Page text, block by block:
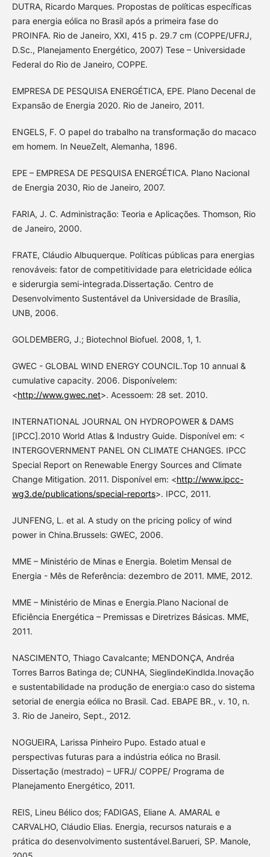
DUTRA, Ricardo Marques. Propostas de políticas específicas
para energia eólica no Brasil após a primeira fase do
PROINFA. Rio de Janeiro, XXI, 415 p. 29.7 cm (COPPE/UFRJ,
D.Sc., Planejamento Energético, 2007) Tese – Universidade
Federal do Rio de Janeiro, COPPE.
EMPRESA DE PESQUISA ENERGÉTICA, EPE. Plano Decenal de
Expansão de Energia 2020. Rio de Janeiro, 2011.
ENGELS, F. O papel do trabalho na transformação do macaco
em homem. In NeueZelt, Alemanha, 1896.
EPE – EMPRESA DE PESQUISA ENERGÉTICA. Plano Nacional
de Energia 2030, Rio de Janeiro, 2007.
FARIA, J. C. Administração: Teoria e Aplicações. Thomson, Rio
de Janeiro, 2000.
FRATE, Cláudio Albuquerque. Políticas públicas para energias
renováveis: fator de competitividade para eletricidade eólica
e siderurgia semi-integrada.Dissertação. Centro de
Desenvolvimento Sustentável da Universidade de Brasília,
UNB, 2006.
GOLDEMBERG, J.; Biotechnol Biofuel. 2008, 1, 1.
GWEC - GLOBAL WIND ENERGY COUNCIL.Top 10 annual &
cumulative capacity. 2006. Disponívelem:
<http://www.gwec.net>. Acessoem: 28 set. 2010.
INTERNATIONAL JOURNAL ON HYDROPOWER & DAMS
[IPCC].2010 World Atlas & Industry Guide. Disponível em: <
INTERGOVERNMENT PANEL ON CLIMATE CHANGES. IPCC
Special Report on Renewable Energy Sources and Climate
Change Mitigation. 2011. Disponível em: <http://www.ipcc-
wg3.de/publications/special-reports>. IPCC, 2011.
JUNFENG, L. et al. A study on the pricing policy of wind
power in China.Brussels: GWEC, 2006.
MME – Ministério de Minas e Energia. Boletim Mensal de
Energia - Mês de Referência: dezembro de 2011. MME, 2012.
MME – Ministério de Minas e Energia.Plano Nacional de
Eficiência Energética – Premissas e Diretrizes Básicas. MME,
2011.
NASCIMENTO, Thiago Cavalcante; MENDONÇA, Andréa
Torres Barros Batinga de; CUNHA, SieglindeKindlda.Inovação
e sustentabilidade na produção de energia:o caso do sistema
setorial de energia eólica no Brasil. Cad. EBAPE BR., v. 10, n.
3. Rio de Janeiro, Sept., 2012.
NOGUEIRA, Larissa Pinheiro Pupo. Estado atual e
perspectivas futuras para a indústria eólica no Brasil.
Dissertação (mestrado) – UFRJ/ COPPE/ Programa de
Planejamento Energético, 2011.
REIS, Lineu Bélico dos; FADIGAS, Eliane A. AMARAL e
CARVALHO, Cláudio Elias. Energia, recursos naturais e a
prática do desenvolvimento sustentável.Barueri, SP. Manole,